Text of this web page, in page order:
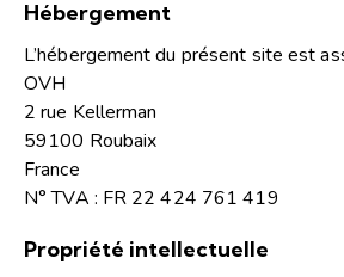
Hébergement
L’hébergement du présent site est
OVH
2 rue Kellerman
59100 Roubaix
France
N° TVA : FR 22 424 761 419
Propriété intellectuelle